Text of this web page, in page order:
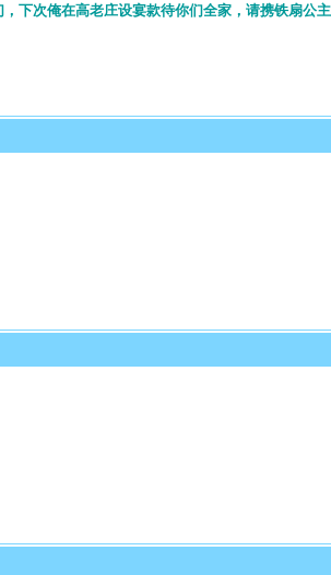
次俺在高老庄设宴款待你们全家，请携铁扇公